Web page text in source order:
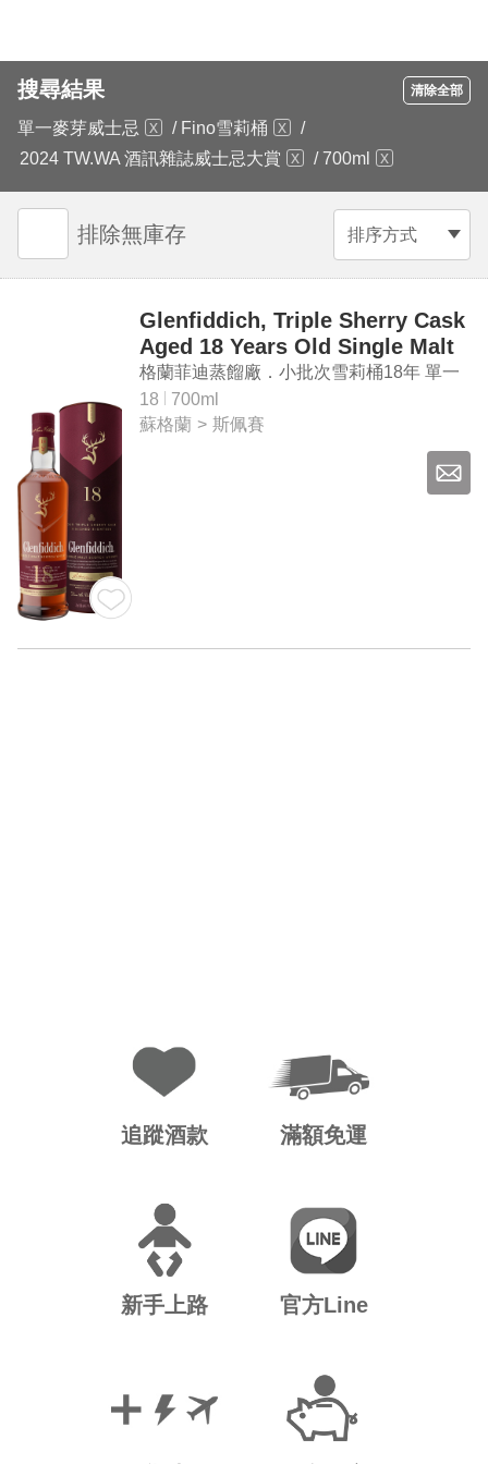
搜尋結果 清除全部
單一麥芽威士忌 / Fino雪莉桶
/
2024 TW.WA 酒訊雜誌威士忌大賞
/ 700ml
排序方式
排除無庫存
Glenfiddich, Triple Sherry Cask
Aged 18 Years Old Single Malt
Scotch Whisky
格蘭菲迪蒸餾廠．小批次雪莉桶18年 單一
麥芽蘇格蘭威士忌
18
700ml
蘇格蘭 > 斯佩賽
追蹤酒款 滿額免運
新手上路 官方Line